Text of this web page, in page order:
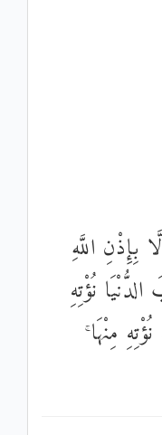
بِإِذْنِ اللَّهِ
نُؤْتِهِ
مِنْهَا